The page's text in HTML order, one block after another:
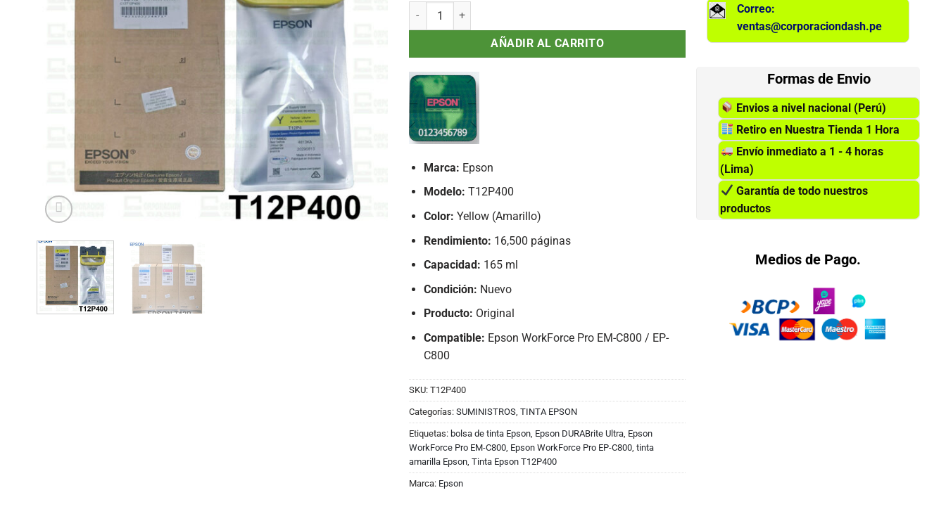
Tinta Epson T12P T12P400 Yellow Original EM-C800 cantidad
AÑADIR AL CARRITO
Marca: Epson
Modelo: T12P400
Color: Yellow (Amarillo)
Rendimiento: 16,500 páginas
Capacidad: 165 ml
Condición: Nuevo
Producto: Original
Compatible: Epson WorkForce Pro EM-C800 / EP-
C800
SKU:T12P400
Categorías:SUMINISTROS ,TINTA EPSON
Etiquetas:bolsa de tinta Epson Epson DURABrite Ultra Epson
WorkForce Pro EM-C800 Epson WorkForce Pro EP-C800 ,tinta
amarilla Epson ,Tinta Epson T12P400
Marca: Epson
Correo:
ventas@corporaciondash.pe
Formas de Envio
Envios a nivel nacional (Perú)
Retiro en Nuestra Tienda 1 Hora
Envío inmediato a 1 - 4 horas
(Lima)
Garantía de todo nuestros
productos
Medios de Pago.